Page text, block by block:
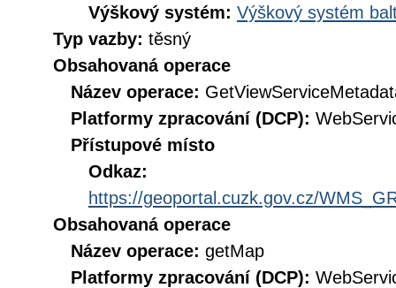
Výškový systém: Výškový systém
Typ vazby: těsný
Obsahovaná operace
Název operace:
Platformy zpracování (DCP):
Přístupové místo
Odkaz:
https://geoportal.cuzk.gov.cz/
Obsahovaná operace
Název operace: getMap
Platformy zpracování (DCP):